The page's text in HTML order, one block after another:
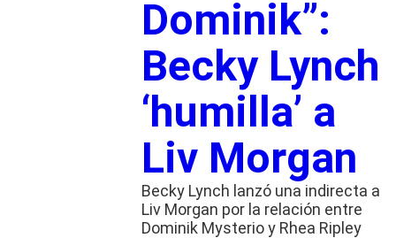
Dominik”:
Becky Lynch
‘humilla’ a
Liv Morgan
Becky Lynch lanzó una indirecta a
Liv Morgan por la relación entre
Dominik Mysterio y Rhea Ripley